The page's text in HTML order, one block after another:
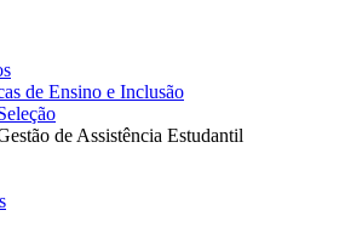
de Ensino e Inclusão
de Assistência Estudantil